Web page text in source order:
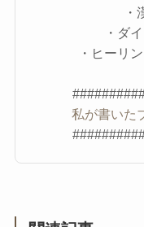
・ダ
・ヒーリ
私が書いた